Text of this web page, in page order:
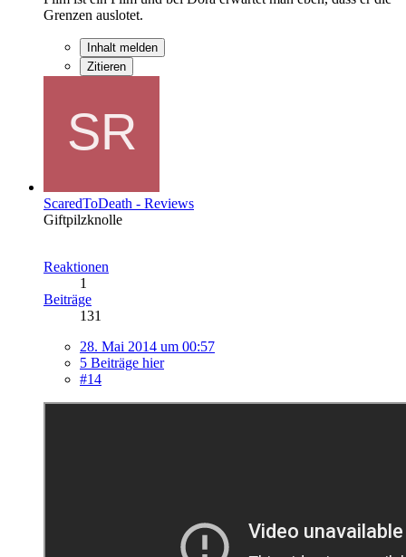
Grenzen auslotet.
Inhalt melden
Zitieren
ScaredToDeath - Reviews
Giftpilzknolle
Reaktionen
1
Beiträge
131
28. Mai 2014 um 00:57
5 Beiträge hier
#14